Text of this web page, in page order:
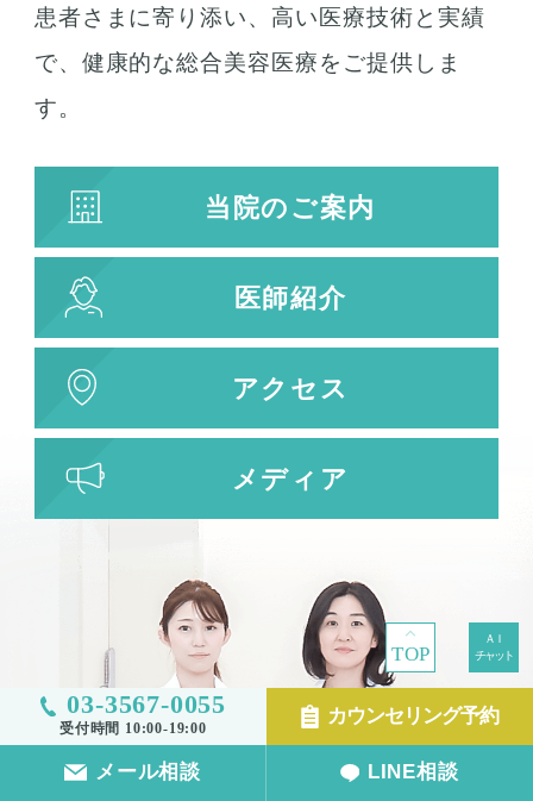
TOP
03-3567-0055
受付時間 10:00-19:00
カウンセリング予約
メール相談 LINE相談
患者さまに寄り添い、高い医療技術と実績
で、健康的な総合美容医療をご提供しま
す。
当院のご案内
医師紹介
アクセス
メディア